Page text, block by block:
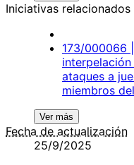
Iniciativas relacionados
173/000066
ataques a
miembros
Ver más
Fecha de actualización
25/9/2025